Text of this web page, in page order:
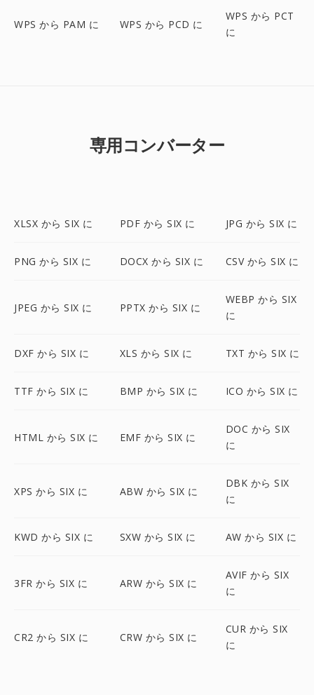
WPS から PAM に WPS から PCD に
WPS から PCT
に
専用コンバーター
XLSX から SIX に PDF から SIX に JPG から SIX に
PNG から SIX に DOCX から SIX に CSV から SIX に
JPEG から SIX に PPTX から SIX に
WEBP から SIX
に
DXF から SIX に XLS から SIX に TXT から SIX に
TTF から SIX に BMP から SIX に ICO から SIX に
HTML から SIX に EMF から SIX に
DOC から SIX
に
XPS から SIX に ABW から SIX に
DBK から SIX
に
KWD から SIX に SXW から SIX に AW から SIX に
3FR から SIX に ARW から SIX に
AVIF から SIX
に
CR2 から SIX に CRW から SIX に
CUR から SIX
に